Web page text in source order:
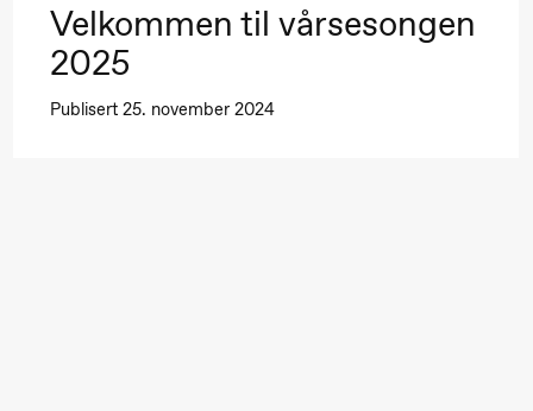
Velkommen til vårsesongen
2025
Publisert 25. november 2024